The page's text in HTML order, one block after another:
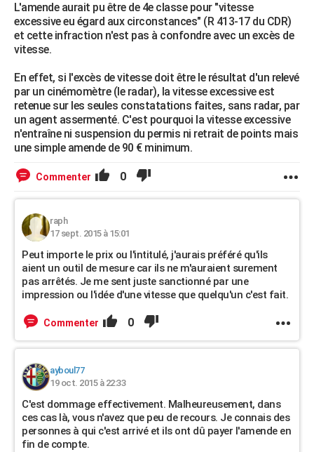
L'amende aurait pu être de 4e classe pour "vitesse
excessive eu égard aux circonstances" (R 413-17 du CDR)
et cette infraction n'est pas à confondre avec un excès de
vitesse.
En effet, si l'excès de vitesse doit être le résultat d'un relevé
par un cinémomètre (le radar), la vitesse excessive est
retenue sur les seules constatations faites, sans radar, par
un agent assermenté. C'est pourquoi la vitesse excessive
n'entraîne ni suspension du permis ni retrait de points mais
une simple amende de 90 € minimum.
Commenter 0
raph
17 sept. 2015 à 15:01
Peut importe le prix ou l'intitulé, j'aurais préféré qu'ils
aient un outil de mesure car ils ne m'auraient surement
pas arrêtés. Je me sent juste sanctionné par une
impression ou l'idée d'une vitesse que quelqu'un c'est fait.
Commenter 0
ayboul77
19 oct. 2015 à 22:33
C'est dommage effectivement. Malheureusement, dans
ces cas là, vous n'avez que peu de recours. Je connais des
personnes à qui c'est arrivé et ils ont dû payer l'amende en
fin de compte.